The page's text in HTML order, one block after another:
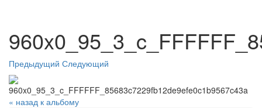
Предыдущий Следующий
« назад к альбому